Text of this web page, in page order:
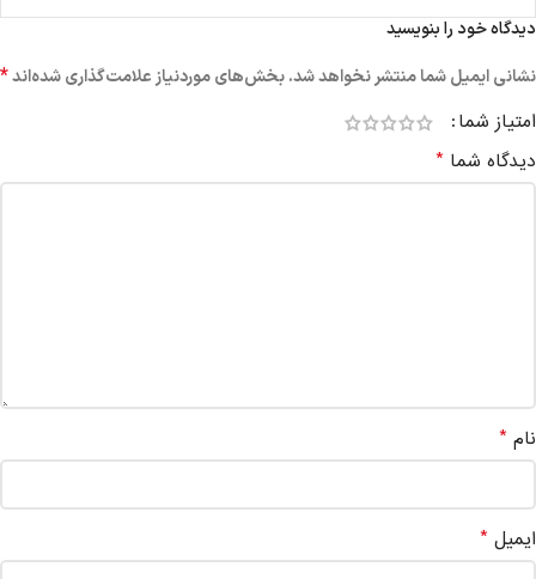
دیدگاه خود را بنویسید
نشانی ایمیل شما منتشر نخواهد شد.بخش‌های موردنیاز علامت‌گذاری شده‌اند*
امتیاز شما
دیدگاه شما *
نام *
ایمیل *